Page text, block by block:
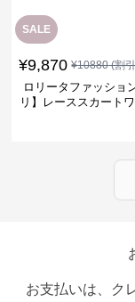
SALE
¥9,870 ¥10880(割
ロリータファッショ
リ】レーススカート
お支払いは、ク